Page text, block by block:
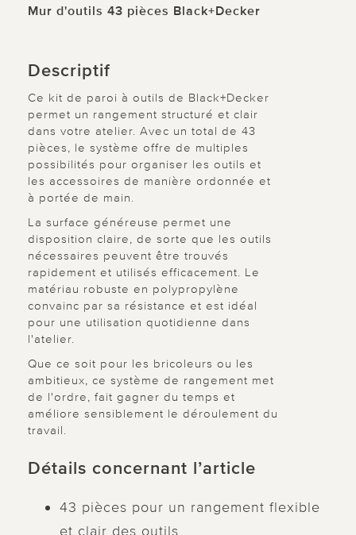
Mur d'outils 43 pièces Black+Decker
Descriptif
Ce kit de paroi à outils de Black+Decker
permet un rangement structuré et clair
dans votre atelier. Avec un total de 43
pièces, le système offre de multiples
possibilités pour organiser les outils et
les accessoires de manière ordonnée et
à portée de main.
La surface généreuse permet une
disposition claire, de sorte que les outils
nécessaires peuvent être trouvés
rapidement et utilisés efficacement. Le
matériau robuste en polypropylène
convainc par sa résistance et est idéal
pour une utilisation quotidienne dans
l'atelier.
Que ce soit pour les bricoleurs ou les
ambitieux, ce système de rangement met
de l'ordre, fait gagner du temps et
améliore sensiblement le déroulement du
travail.
Détails concernant l’article
43 pièces pour un rangement flexible
et clair des outils